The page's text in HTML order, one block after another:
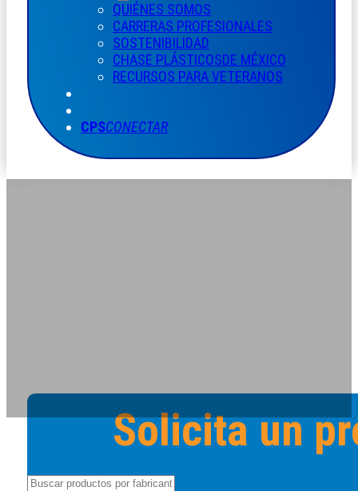
QUIÉNES SOMOS
CARRERAS PROFESIONALES
SOSTENIBILIDAD
CHASE PLÁSTICOSDE MÉXICO
RECURSOS PARA VETERANOS
CPSCONECTAR
Solicita un